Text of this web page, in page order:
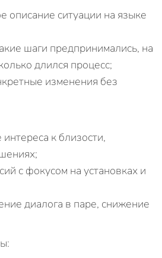
описание ситуации на языке
шаги предпринимались, на
длился процесс;
изменения без
к близости,
с фокусом на установках и
диалога в паре, снижение